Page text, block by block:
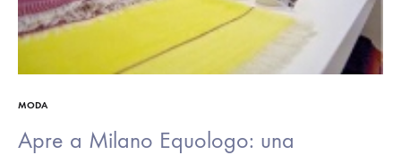
MODA
Apre a Milano Equologo: una